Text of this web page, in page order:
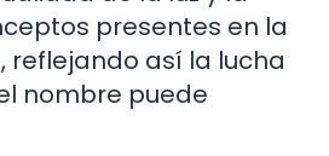
presentes en la
reflejando así la lucha
nombre puede